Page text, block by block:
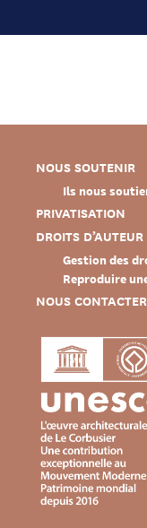
NOUS SOUTENIR
Ils nous
PRIVATISATION
DROITS D’AUTEUR
Gestion des
Reproduire
NOUS CONTACTER